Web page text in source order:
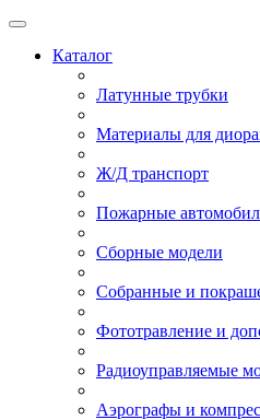
Каталог
Латунные трубки
Материалы для
Ж/Д транспорт
Пожарные
Сборные модели
Собранные и
Фототравление и
Радиоуправляемые
Аэрографы и